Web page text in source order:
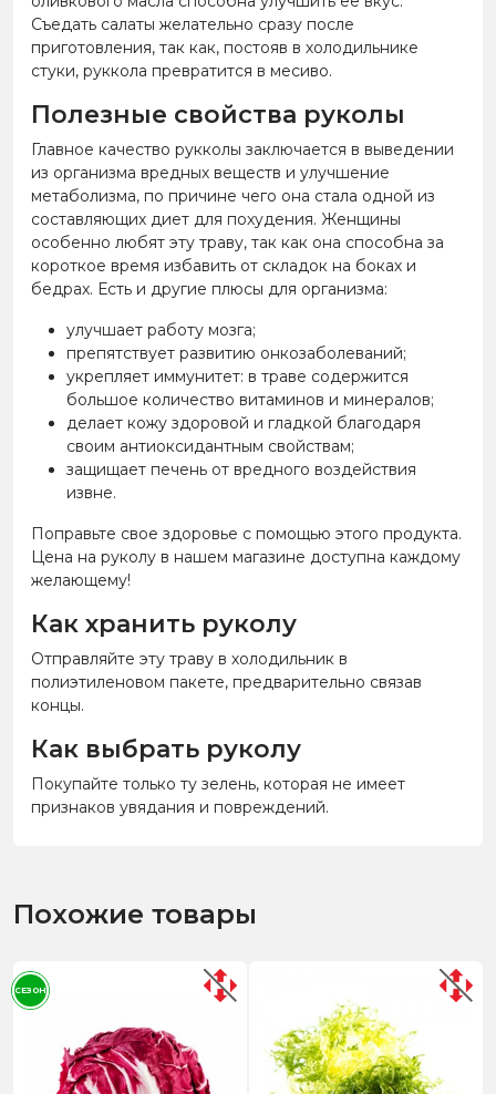
Съедать салаты желательно сразу после
приготовления, так как, постояв в холодильнике
стуки, руккола превратится в месиво.
Полезные свойства руколы
Главное качество рукколы заключается в выведении
из организма вредных веществ и улучшение
метаболизма, по причине чего она стала одной из
составляющих диет для похудения. Женщины
особенно любят эту траву, так как она способна за
короткое время избавить от складок на боках и
бедрах. Есть и другие плюсы для организма:
улучшает работу мозга;
препятствует развитию онкозаболеваний;
укрепляет иммунитет: в траве содержится
большое количество витаминов и минералов;
делает кожу здоровой и гладкой благодаря
своим антиоксидантным свойствам;
защищает печень от вредного воздействия
извне.
Поправьте свое здоровье с помощью этого продукта.
Цена на руколу в нашем магазине доступна каждому
желающему!
Как хранить руколу
Отправляйте эту траву в холодильник в
полиэтиленовом пакете, предварительно связав
концы.
Как выбрать руколу
Покупайте только ту зелень, которая не имеет
признаков увядания и повреждений.
Похожие товары
СЕЗОН